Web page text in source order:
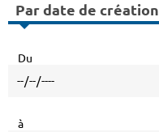
Par date de création
Du
à